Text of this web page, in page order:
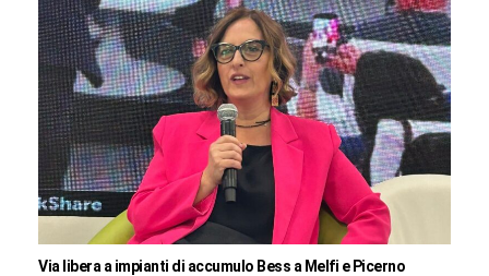
Via libera a impianti di accumulo Bess a Melfi e Picerno